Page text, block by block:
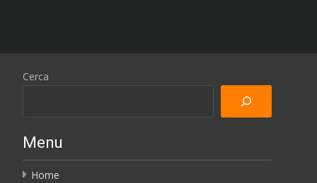
Cerca
Menu
Home